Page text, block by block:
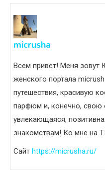
micrusha
Всем привет! Меня зовут
женского портала
путешествия, красивую
парфюм и, конечно, свою
увлекающаяся,
знакомствам! Ко мне на
Сайт https://micrusha.ru/